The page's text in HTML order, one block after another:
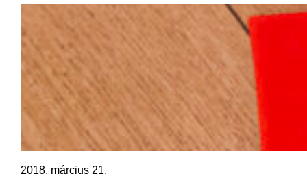
2018. március 21.